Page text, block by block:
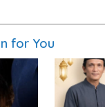
for You